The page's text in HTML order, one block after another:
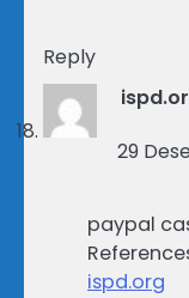
Reply
29
paypal
ispd.org